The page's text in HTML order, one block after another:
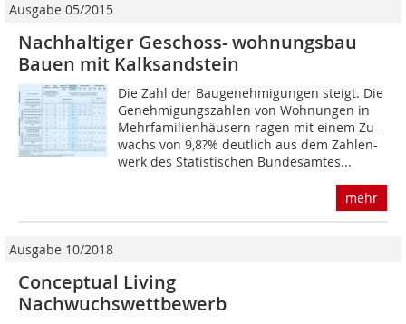
Ausgabe 05/2015
Nachhaltiger Geschoss- wohnungsbau
Bauen mit Kalksandstein
Die Zahl der Baugenehmigungen steigt. Die
Geneh­migungszahlen von Wohnungen in
Mehr­familienhäusern ragen mit einem Zu-
wachs von 9,8?% deutlich aus dem Zahlen-
werk des Statistischen Bundesamtes...
mehr
Ausgabe 10/2018
Conceptual Living
Nachwuchswettbewerb